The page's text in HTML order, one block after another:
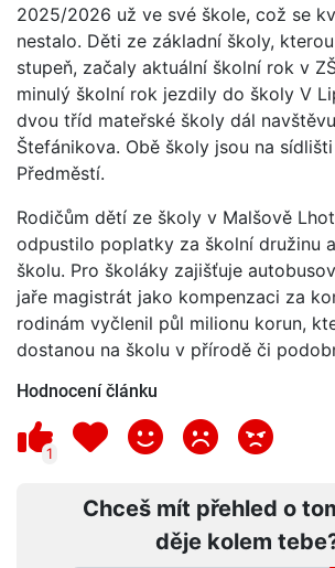
2025/2026 už ve své škole, což se
nestalo. Děti ze základní školy,
stupeň, začaly aktuální školní rok v
minulý školní rok jezdily do školy V
dvou tříd mateřské školy dál
Štefánikova. Obě školy jsou na
Předměstí.
Rodičům dětí ze školy v Malšově
odpustilo poplatky za školní družinu
školu. Pro školáky zajišťuje
jaře magistrát jako kompenzaci za
rodinám vyčlenil půl milionu korun,
dostanou na školu v přírodě či
Hodnocení článku
1
Chceš mít přehled o
děje kolem